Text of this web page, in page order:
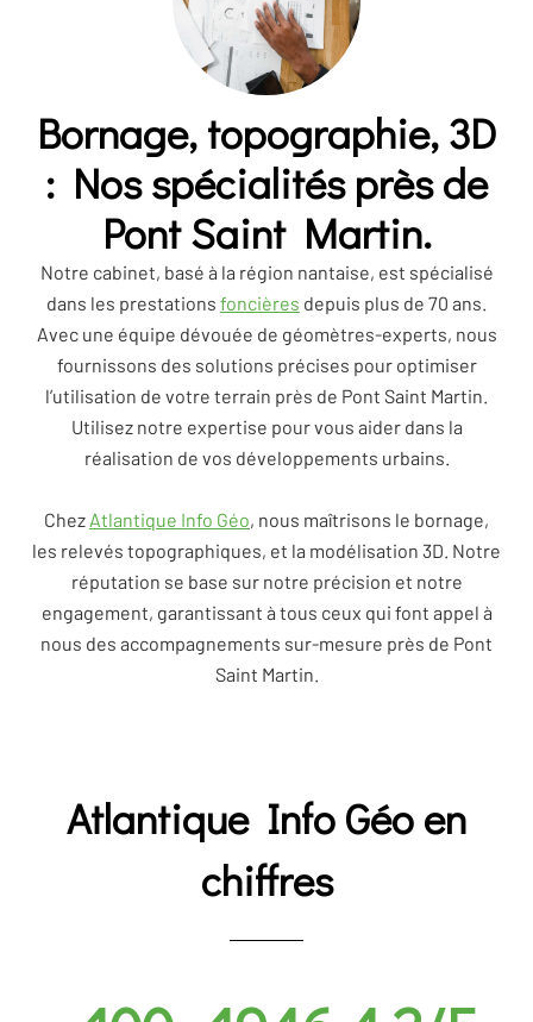
Bornage, topographie, 3D
: Nos spécialités près de
Pont Saint Martin.
Notre cabinet, basé à la région nantaise, est spécialisé
dans les prestations foncières depuis plus de 70 ans.
Avec une équipe dévouée de géomètres-experts, nous
fournissons des solutions précises pour optimiser
l’utilisation de votre terrain près de Pont Saint Martin.
Utilisez notre expertise pour vous aider dans la
réalisation de vos développements urbains.
Chez Atlantique Info Géo, nous maîtrisons le bornage,
les relevés topographiques, et la modélisation 3D. Notre
réputation se base sur notre précision et notre
engagement, garantissant à tous ceux qui font appel à
nous des accompagnements sur-mesure près de Pont
Saint Martin.
Atlantique Info Géo en
chiffres